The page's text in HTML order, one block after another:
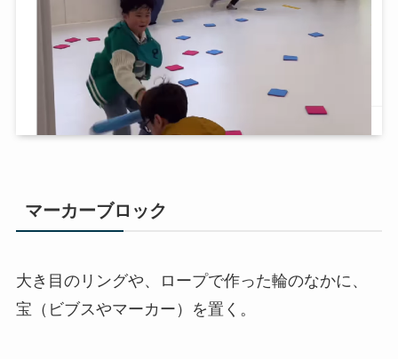
マーカーブロック
大き目のリングや、ロープで作った輪のなかに、
宝（ビブスやマーカー）を置く。